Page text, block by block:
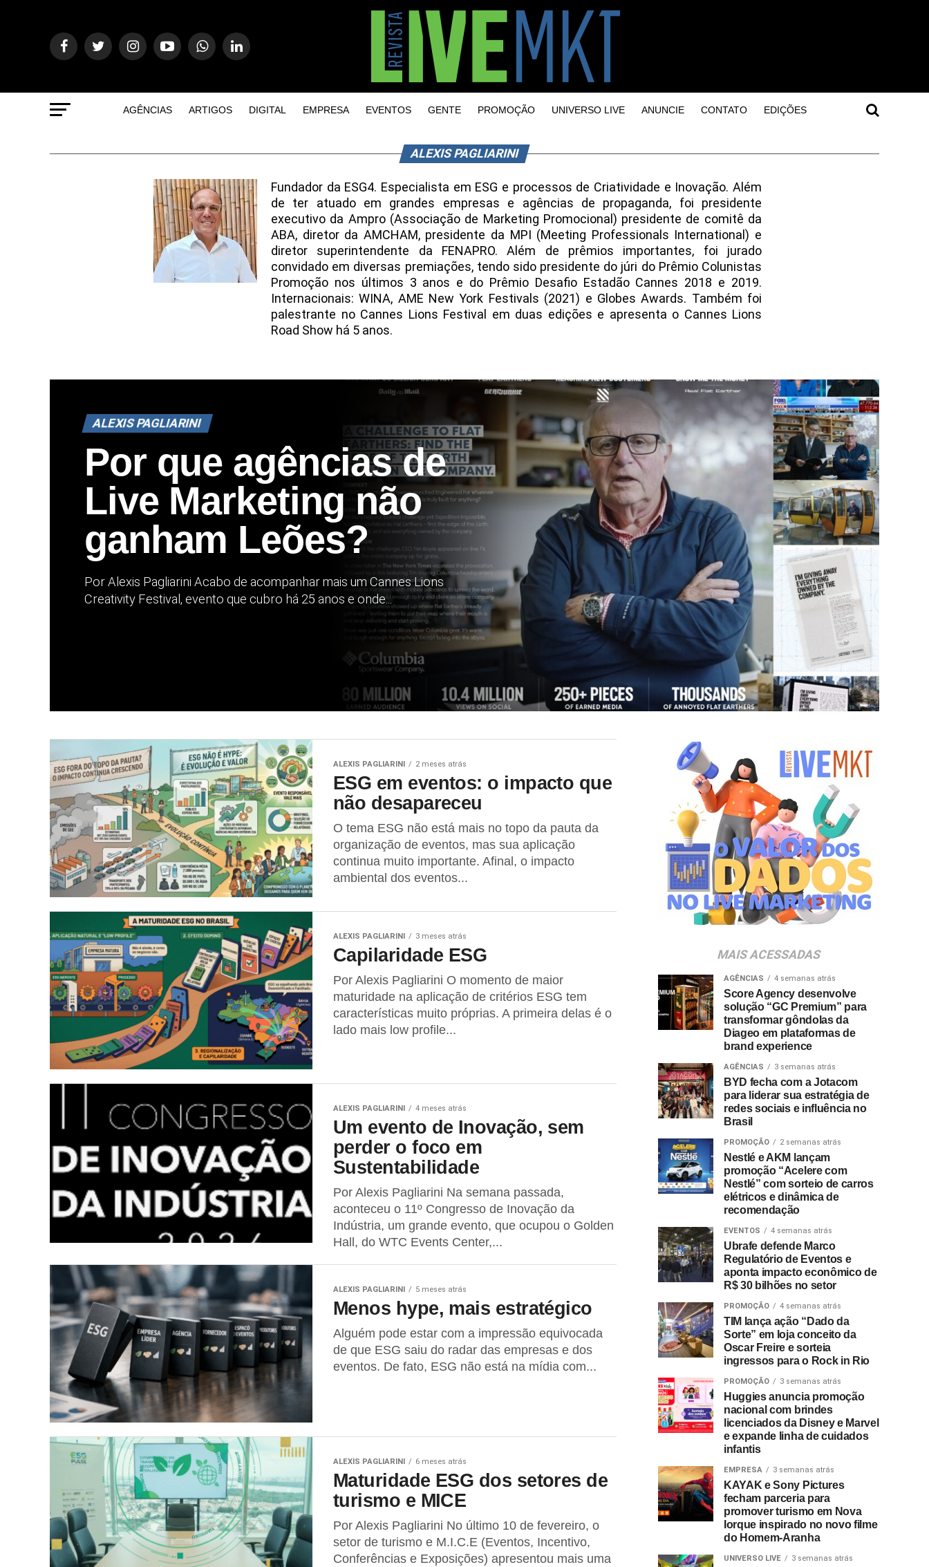
AGÊNCIAS ARTIGOS DIGITAL EMPRESA EVENTOS GENTE PROMOÇÃO UNIVERSO LIVE ANUNCIE CONTATO EDIÇÕES
ALEXIS PAGLIARINI
Fundador da ESG4. Especialista em ESG e processos de Criatividade e Inovação. Além
de ter atuado em grandes empresas e agências de propaganda, foi presidente
executivo da Ampro (Associação de Marketing Promocional) presidente de comitê da
ABA, diretor da AMCHAM, presidente da MPI (Meeting Professionals International) e
diretor superintendente da FENAPRO. Além de prêmios importantes, foi jurado
convidado em diversas premiações, tendo sido presidente do júri do Prêmio Colunistas
Promoção nos últimos 3 anos e do Prêmio Desafio Estadão Cannes 2018 e 2019.
Internacionais: WINA, AME New York Festivals (2021) e Globes Awards. Também foi
palestrante no Cannes Lions Festival em duas edições e apresenta o Cannes Lions
Road Show há 5 anos.
ALEXIS PAGLIARINI
Por que agências de
Live Marketing não
ganham Leões?
Por Alexis Pagliarini Acabo de acompanhar mais um Cannes Lions
Creativity Festival, evento que cubro há 25 anos e onde...
ALEXIS PAGLIARINI 2 meses atrás
ESG em eventos: o impacto que
não desapareceu
O tema ESG não está mais no topo da pauta da
organização de eventos, mas sua aplicação
continua muito importante. Afinal, o impacto
ambiental dos eventos...
ALEXIS PAGLIARINI 3 meses atrás
Capilaridade ESG
Por Alexis Pagliarini O momento de maior
maturidade na aplicação de critérios ESG tem
características muito próprias. A primeira delas é o
lado mais low profile...
ALEXIS PAGLIARINI 4 meses atrás
Um evento de Inovação, sem
perder o foco em
Sustentabilidade
Por Alexis Pagliarini Na semana passada,
aconteceu o 11º Congresso de Inovação da
Indústria, um grande evento, que ocupou o Golden
Hall, do WTC Events Center,...
ALEXIS PAGLIARINI 5 meses atrás
Menos hype, mais estratégico
Alguém pode estar com a impressão equivocada
de que ESG saiu do radar das empresas e dos
eventos. De fato, ESG não está na mídia com...
ALEXIS PAGLIARINI 6 meses atrás
Maturidade ESG dos setores de
turismo e MICE
Por Alexis Pagliarini No último 10 de fevereiro, o
setor de turismo e M.I.C.E (Eventos, Incentivo,
Conferências e Exposições) apresentou mais uma
MAIS ACESSADAS
AGÊNCIAS 4 semanas atrás
Score Agency desenvolve
solução “GC Premium” para
transformar gôndolas da
Diageo em plataformas de
brand experience
AGÊNCIAS 3 semanas atrás
BYD fecha com a Jotacom
para liderar sua estratégia de
redes sociais e influência no
Brasil
PROMOÇÃO 2 semanas atrás
Nestlé e AKM lançam
promoção “Acelere com
Nestlé” com sorteio de carros
elétricos e dinâmica de
recomendação
EVENTOS 4 semanas atrás
Ubrafe defende Marco
Regulatório de Eventos e
aponta impacto econômico de
R$ 30 bilhões no setor
PROMOÇÃO 4 semanas atrás
TIM lança ação “Dado da
Sorte” em loja conceito da
Oscar Freire e sorteia
ingressos para o Rock in Rio
PROMOÇÃO 3 semanas atrás
Huggies anuncia promoção
nacional com brindes
licenciados da Disney e Marvel
e expande linha de cuidados
infantis
EMPRESA 3 semanas atrás
KAYAK e Sony Pictures
fecham parceria para
promover turismo em Nova
Iorque inspirado no novo filme
do Homem-Aranha
UNIVERSO LIVE 3 semanas atrás